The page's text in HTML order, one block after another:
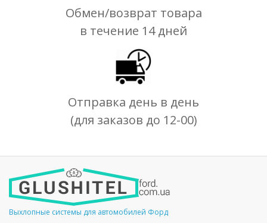
Обмен/возврат товара
в течение 14 дней
Отправка день в день
(для заказов до 12-00)
Выхлопные системы для автомобилей Форд